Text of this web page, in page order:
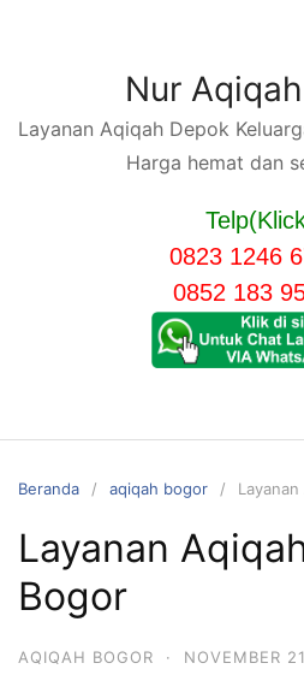
Nur
Layanan Aqiqah Depok
Harga hemat dan
0823 1246
0852 183
Beranda aqiqah bogor
Layanan
Bogor
AQIQAH BOGOR · NOVEMBER